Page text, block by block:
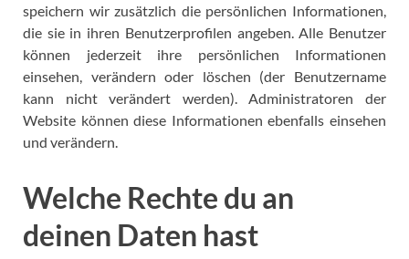
speichern wir zusätzlich die persönlichen Informationen,
die sie in ihren Benutzerprofilen angeben. Alle Benutzer
können jederzeit ihre persönlichen Informationen
einsehen, verändern oder löschen (der Benutzername
kann nicht verändert werden). Administratoren der
Website können diese Informationen ebenfalls einsehen
und verändern.
Welche Rechte du an
deinen Daten hast